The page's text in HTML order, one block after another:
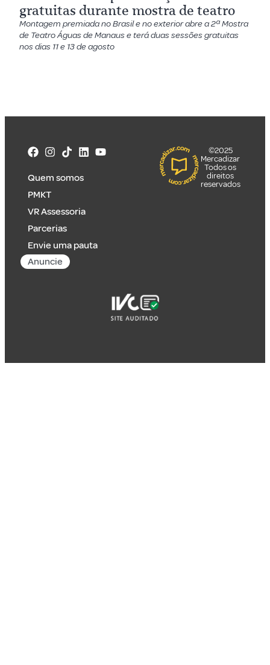
gratuitas durante mostra de teatro
Montagem premiada no Brasil e no exterior abre a 2ª Mostra
de Teatro Águas de Manaus e terá duas sessões gratuitas
nos dias 11 e 13 de agosto
Quem somos
PMKT
VR Assessoria
Parcerias
Envie uma pauta
Anuncie
©2025
Mercadizar
Todos os
direitos
reservados